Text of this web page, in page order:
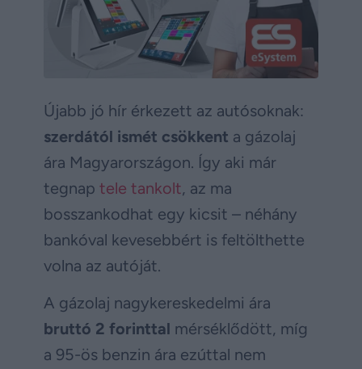
Újabb jó hír érkezett az autósoknak:
szerdától ismét csökkent a gázolaj
ára Magyarországon. Így aki már
tegnap tele tankolt, az ma
bosszankodhat egy kicsit – néhány
bankóval kevesebbért is feltölthette
volna az autóját.
A gázolaj nagykereskedelmi ára
bruttó 2 forinttal mérséklődött, míg
a 95-ös benzin ára ezúttal nem